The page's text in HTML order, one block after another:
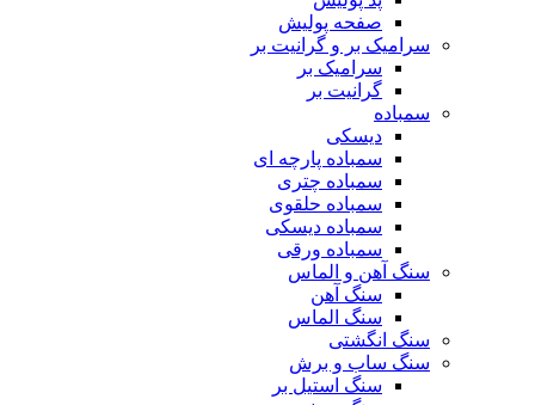
صفحه پولیش
سرامیک بر و گرانیت بر
سرامیک بر
گرانیت بر
سمباده
دیسکی
سمباده پارچه ای
سمباده چتری
سمباده حلقوی
سمباده دیسکی
سمباده ورقی
سنگ آهن و الماس
سنگ آهن
سنگ الماس
سنگ انگشتی
سنگ ساب و برش
سنگ استیل بر